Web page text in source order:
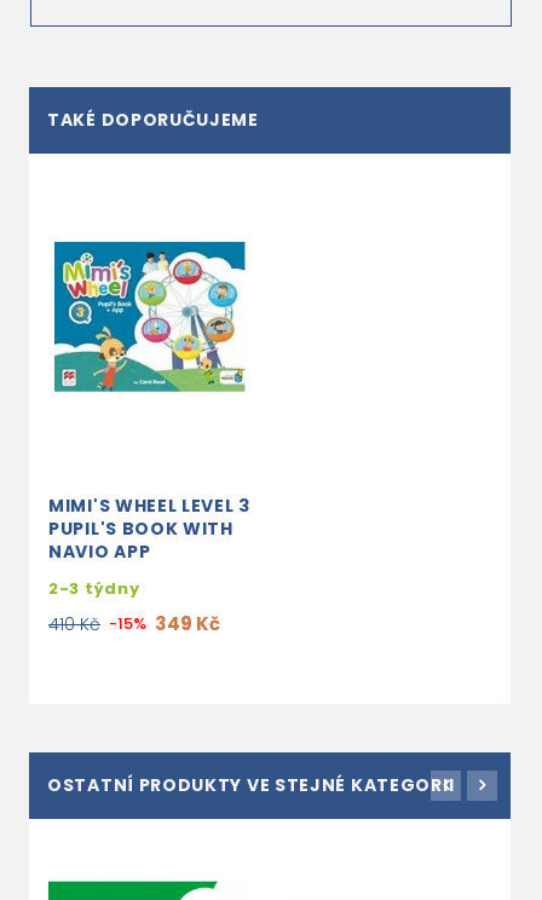
TAKÉ DOPORUČUJEME
MIMI'S WHEEL LEVEL 3
PUPIL'S BOOK WITH
NAVIO APP
2-3 týdny
410 Kč -15% 349 Kč
OSTATNÍ PRODUKTY VE STEJNÉ KATEGORII